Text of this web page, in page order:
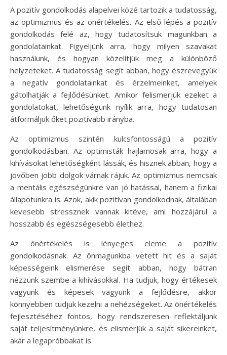
A pozitív gondolkodás alapelvei közé tartozik a tudatosság,
az optimizmus és az önértékelés. Az első lépés a pozitív
gondolkodás felé az, hogy tudatosítsuk magunkban a
gondolatainkat. Figyeljünk arra, hogy milyen szavakat
használunk, és hogyan közelítjük meg a különböző
helyzeteket. A tudatosság segít abban, hogy észrevegyük
a negatív gondolatainkat és érzelmeinket, amelyek
gátolhatják a fejlődésünket. Amikor felismerjük ezeket a
gondolatokat, lehetőségünk nyílik arra, hogy tudatosan
átformáljuk őket pozitívabb irányba.
Az optimizmus szintén kulcsfontosságú a pozitív
gondolkodásban. Az optimisták hajlamosak arra, hogy a
kihívásokat lehetőségként lássák, és hisznek abban, hogy a
jövőben jobb dolgok várnak rájuk. Az optimizmus nemcsak
a mentális egészségünkre van jó hatással, hanem a fizikai
állapotunkra is. Azok, akik pozitívan gondolkodnak, általában
kevesebb stressznek vannak kitéve, ami hozzájárul a
hosszabb és egészségesebb élethez.
Az önértékelés is lényeges eleme a pozitív
gondolkodásnak. Az önmagunkba vetett hit és a saját
képességeink elismerése segít abban, hogy bátran
nézzünk szembe a kihívásokkal. Ha tudjuk, hogy értékesek
vagyunk és képesek vagyunk a fejlődésre, akkor
könnyebben tudjuk kezelni a nehézségeket. Az önértékelés
fejlesztéséhez fontos, hogy rendszeresen reflektáljunk
saját teljesítményünkre, és elismerjük a saját sikereinket,
akár a legapróbbakat is.